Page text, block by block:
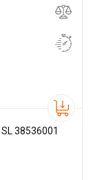
SL 38536001